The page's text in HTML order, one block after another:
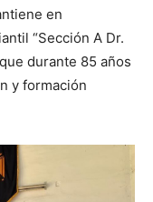
en
“Sección A Dr.
durante 85 años
y formación